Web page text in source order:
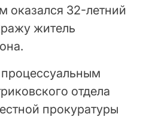
оказался 32-летний
житель
отдела
прокуратуры